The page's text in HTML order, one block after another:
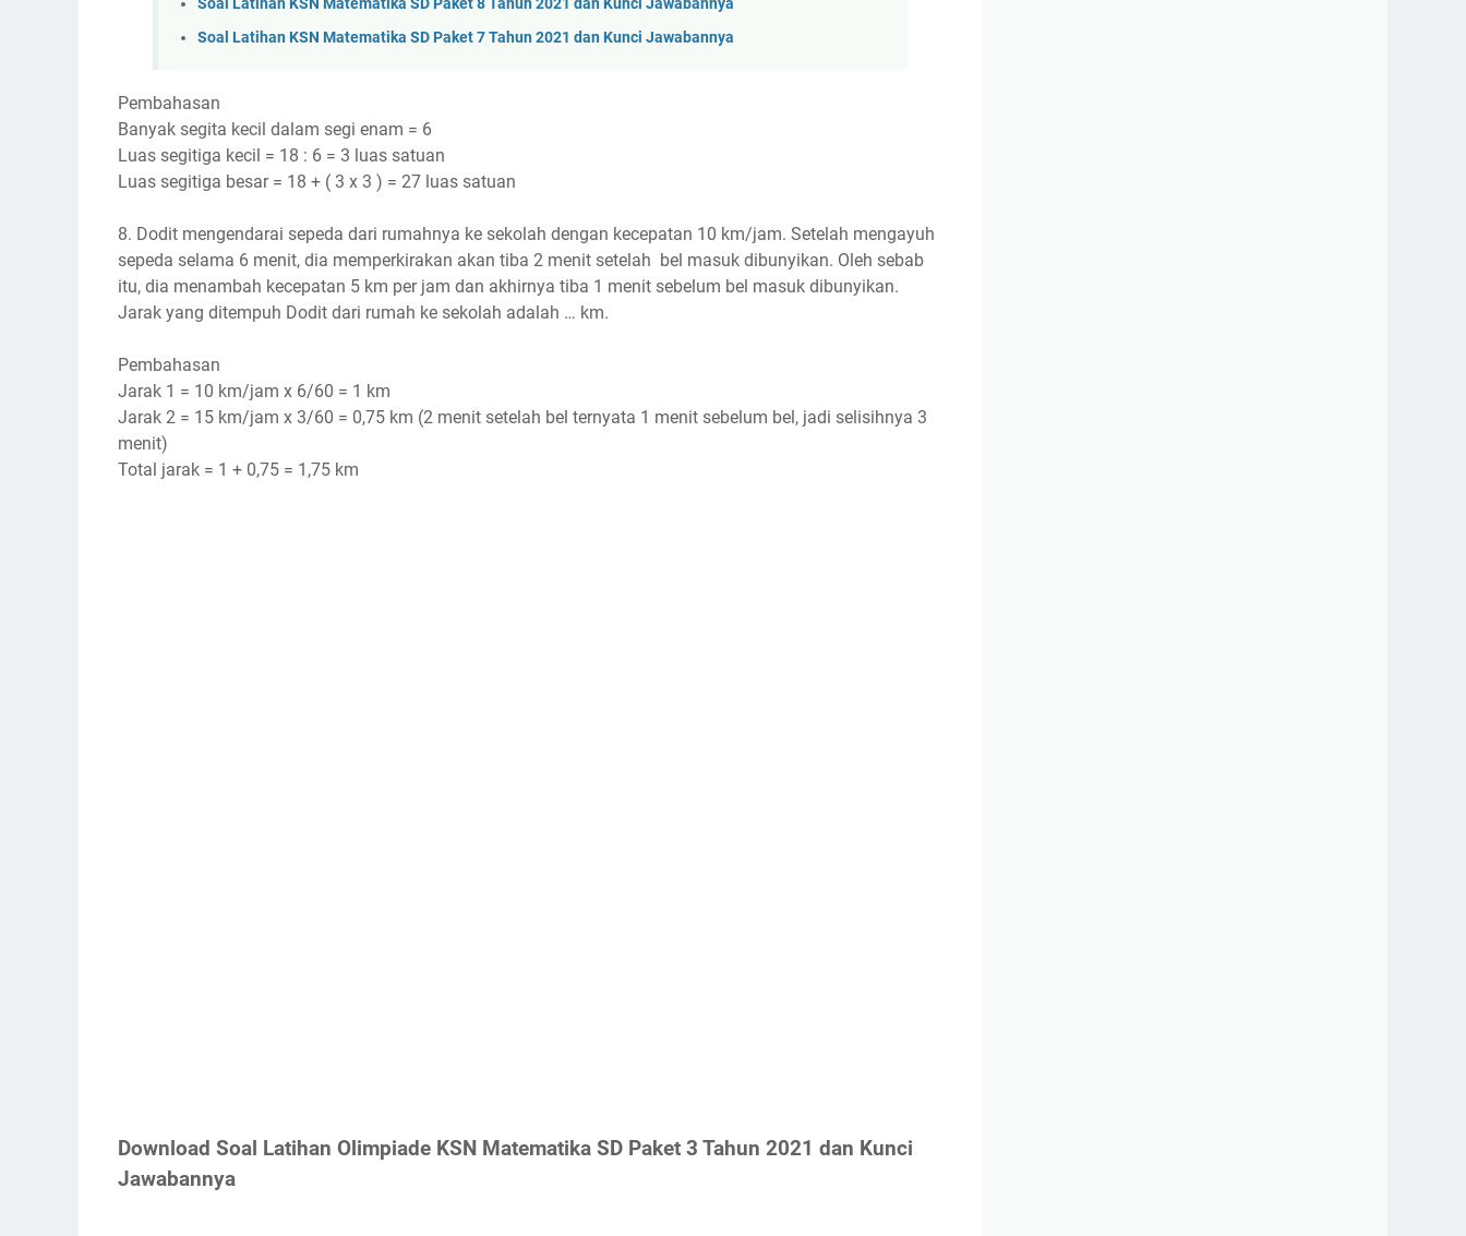
Soal Latihan KSN Matematika SD Paket 8 Tahun 2021 dan Kunci Jawabannya
Soal Latihan KSN Matematika SD Paket 7 Tahun 2021 dan Kunci Jawabannya
Pembahasan
Banyak segita kecil dalam segi enam = 6
Luas segitiga kecil = 18 : 6 = 3 luas satuan
Luas segitiga besar = 18 + ( 3 x 3 ) = 27 luas satuan
8. Dodit mengendarai sepeda dari rumahnya ke sekolah dengan kecepatan 10 km/jam. Setelah mengayuh
sepeda selama 6 menit, dia memperkirakan akan tiba 2 menit setelah bel masuk dibunyikan. Oleh sebab
itu, dia menambah kecepatan 5 km per jam dan akhirnya tiba 1 menit sebelum bel masuk dibunyikan.
Jarak yang ditempuh Dodit dari rumah ke sekolah adalah … km.
Pembahasan
Jarak 1 = 10 km/jam x 6/60 = 1 km
Jarak 2 = 15 km/jam x 3/60 = 0,75 km (2 menit setelah bel ternyata 1 menit sebelum bel, jadi selisihnya 3
menit)
Total jarak = 1 + 0,75 = 1,75 km
Download Soal Latihan Olimpiade KSN Matematika SD Paket 3 Tahun 2021 dan Kunci
Jawabannya